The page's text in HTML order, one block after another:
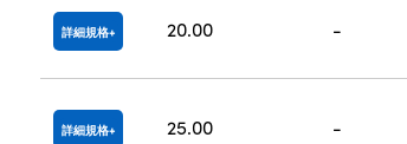
詳細規格 20.00 -
詳細規格 25.00 -